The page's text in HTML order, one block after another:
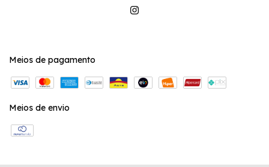
Meios de pagamento
Meios de envio